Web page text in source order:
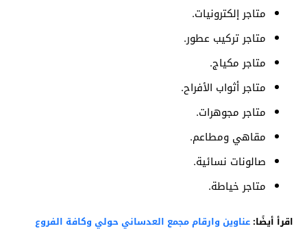
متاجر إلكترونيات.
متاجر تركيب عطور.
متاجر مكياج.
متاجر أثواب الأفراح.
متاجر مجوهرات.
مقاهي ومطاعم.
صالونات نسائية.
متاجر خياطة.
اقرأ أيضًا: عناوين وارقام مجمع العدساني حولي وكافة الفروع